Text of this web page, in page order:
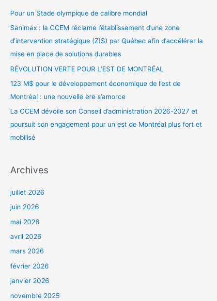
r
c
h
e
r
Pour un Stade olympique de calibre mondial
Sanimax : la CCEM réclame l’établissement d’une zone
d’intervention stratégique (ZIS) par Québec afin d’accélérer la
mise en place de solutions durables
RÉVOLUTION VERTE POUR L’EST DE MONTRÉAL
123 M$ pour le développement économique de l’est de
Montréal : une nouvelle ère s’amorce
La CCEM dévoile son Conseil d’administration 2026-2027 et
poursuit son engagement pour un est de Montréal plus fort et
mobilisé
Archives
juillet 2026
juin 2026
mai 2026
avril 2026
mars 2026
février 2026
janvier 2026
novembre 2025